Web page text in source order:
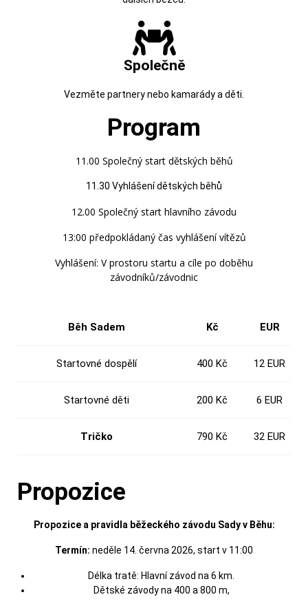
Společně
Vezměte partnery nebo kamarády a děti.
Program
11.00 Společný start dětských běhů
11.30 Vyhlášení dětských běhů
12.00 Společný start hlavního závodu
13:00 předpokládaný čas vyhlášení vítězů
Vyhlášení: V prostoru startu a cíle po doběhu
závodníků/závodnic
Běh Sadem Kč EUR
Startovné dospělí 400 Kč 12 EUR
Startovné děti 200 Kč 6 EUR
Tričko 790 Kč 32 EUR
Propozice
Propozice a pravidla běžeckého závodu Sady v Běhu:
Termín: neděle 14. června 2026, start v 11:00
Délka tratě: Hlavní závod na 6 km.
Dětské závody na 400 a 800 m,